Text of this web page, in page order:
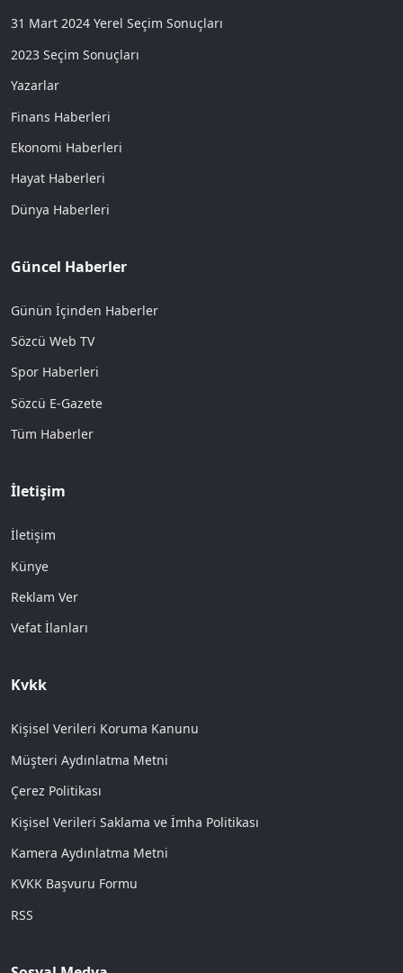
31 Mart 2024 Yerel Seçim Sonuçları
2023 Seçim Sonuçları
Yazarlar
Finans Haberleri
Ekonomi Haberleri
Hayat Haberleri
Dünya Haberleri
Güncel Haberler
Günün İçinden Haberler
Sözcü Web TV
Spor Haberleri
Sözcü E-Gazete
Tüm Haberler
İletişim
İletişim
Künye
Reklam Ver
Vefat İlanları
Kvkk
Kişisel Verileri Koruma Kanunu
Müşteri Aydınlatma Metni
Çerez Politikası
Kişisel Verileri Saklama ve İmha Politikası
Kamera Aydınlatma Metni
KVKK Başvuru Formu
RSS